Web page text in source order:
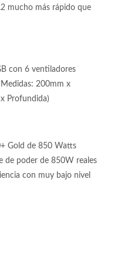
mucho más rápido que
con 6 ventiladores
200mm x
Profundida)
Gold de 850 Watts
de poder de 850W reales
con muy bajo nivel